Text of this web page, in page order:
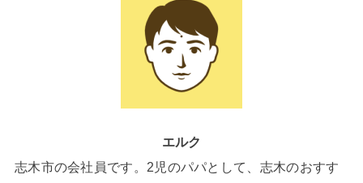
エルク
志木市の会社員です。2児のパパとして、志木のおすす